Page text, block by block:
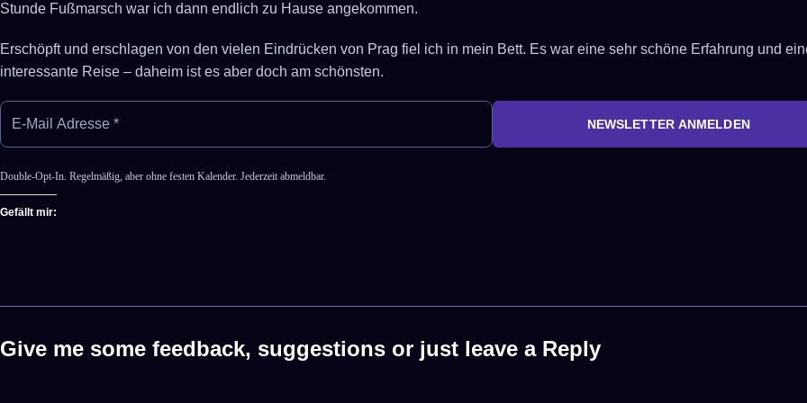
Stunde Fußmarsch war ich dann endlich zu Hause angekommen.
Erschöpft und erschlagen von den vielen Eindrücken von Prag fiel ich in mein Bett. Es war eine sehr schöne Erfahrung und
interessante Reise – daheim ist es aber doch am schönsten.
Double-Opt-In. Regelmäßig, aber ohne festen Kalender. Jederzeit abmeldbar.
Gefällt mir:
Give me some feedback, suggestions or just leave a Reply